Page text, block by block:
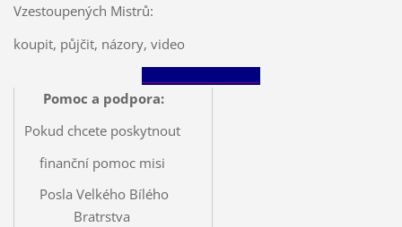
Vzestoupených Mistrů:
koupit, půjčit, názory, video
Pomoc a podpora:
Pokud chcete poskytnout
finanční pomoc misi
Posla Velkého Bílého
Bratrstva